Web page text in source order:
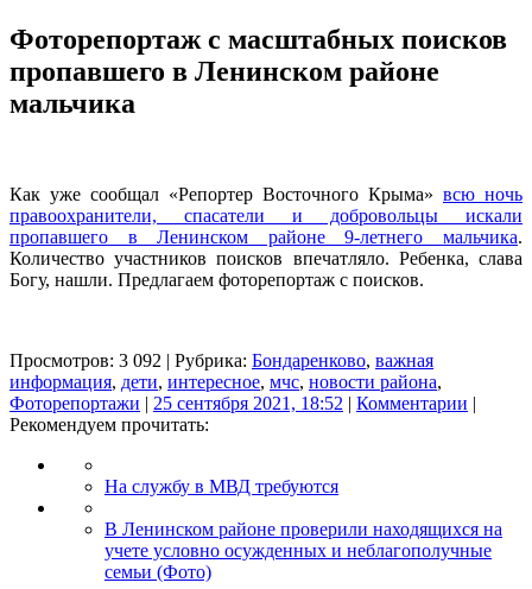
Фоторепортаж с масштабных поисков
пропавшего в Ленинском районе
мальчика
Как уже сообщал «Репортер Восточного Крыма» всю ночь
правоохранители, спасатели и добровольцы искали
пропавшего в Ленинском районе 9-летнего мальчика.
Количество участников поисков впечатляло. Ребенка, слава
Богу, нашли. Предлагаем фоторепортаж с поисков.
Просмотров: 3 092 | Рубрика: Бондаренково, важная
информация, дети, интересное, мчс, новости района,
Фоторепортажи | 25 сентября 2021, 18:52 | Комментарии |
Рекомендуем прочитать:
На службу в МВД требуются
В Ленинском районе проверили находящихся на
учете условно осужденных и неблагополучные
семьи (Фото)